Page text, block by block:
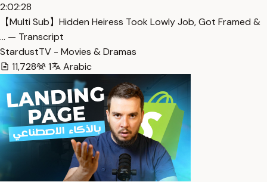
2:02:28
【Multi Sub】Hidden Heiress Took Lowly Job, Got Framed &
… — Transcript
StardustTV - Movies & Dramas
11,728
1 Arabic